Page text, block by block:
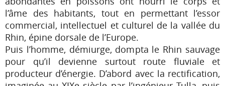
l’âme des habitants, tout en permettant l’essor
commercial, intellectuel et culturel de la vallée du
Rhin, épine dorsale de l’Europe.
Puis l’homme, démiurge, dompta le Rhin sauvage
pour qu’il devienne surtout route fluviale et
producteur d’énergie. D’abord avec la rectification,